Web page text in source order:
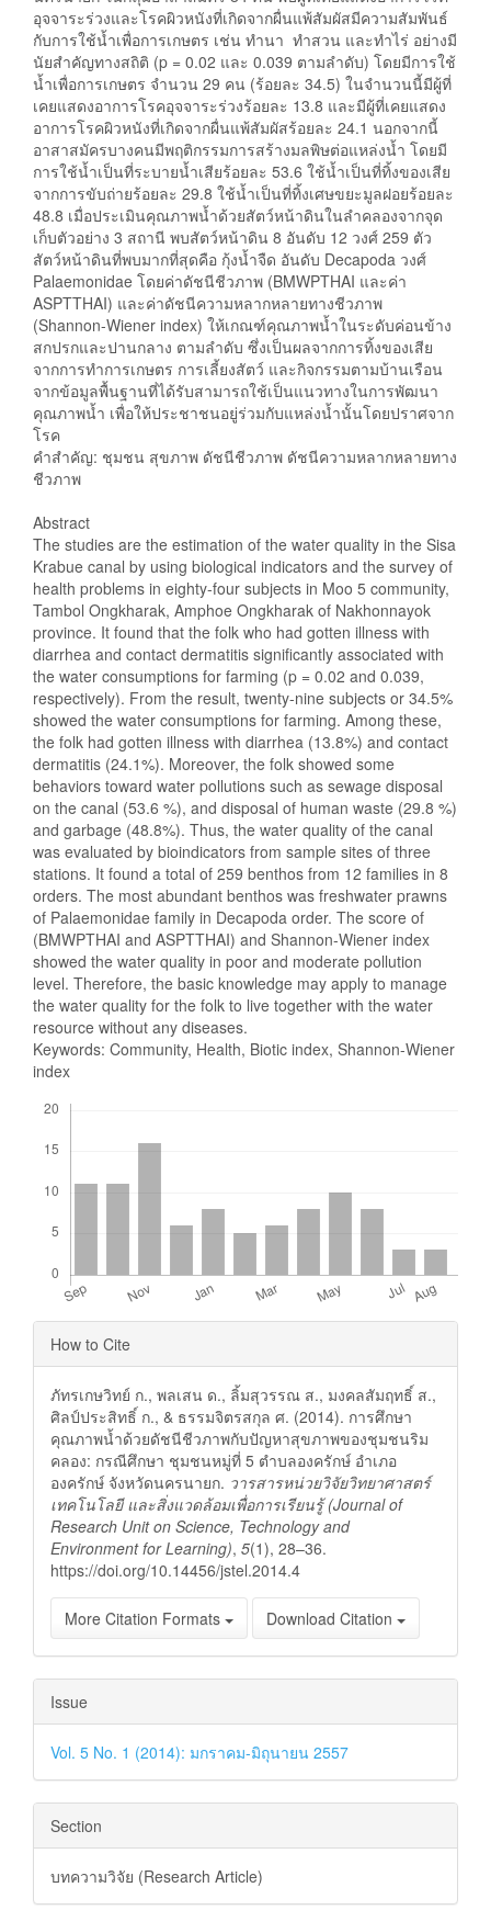
อุจจาระร่วงและโรคผิวหนังที่เกิดจากผื่นแพ้สัมผัสมีความสัมพันธ์
กับการใช้น้ำเพื่อการเกษตร เช่น ทำนา ทำสวน และทำไร่ อย่างมี
นัยสำคัญทางสถิติ (p = 0.02 และ 0.039 ตามลำดับ) โดยมีการใช้
น้ำเพื่อการเกษตร จำนวน 29 คน (ร้อยละ 34.5) ในจำนวนนี้มีผู้ที่
เคยแสดงอาการโรคอุจจาระร่วงร้อยละ 13.8 และมีผู้ที่เคยแสดง
อาการโรคผิวหนังที่เกิดจากผื่นแพ้สัมผัสร้อยละ 24.1 นอกจากนี้
อาสาสมัครบางคนมีพฤติกรรมการสร้างมลพิษต่อแหล่งน้ำ โดยมี
การใช้น้ำเป็นที่ระบายน้ำเสียร้อยละ 53.6 ใช้น้ำเป็นที่ทิ้งของเสีย
จากการขับถ่ายร้อยละ 29.8 ใช้น้ำเป็นที่ทิ้งเศษขยะมูลฝอยร้อยละ
48.8 เมื่อประเมินคุณภาพน้ำด้วยสัตว์หน้าดินในลำคลองจากจุด
เก็บตัวอย่าง 3 สถานี พบสัตว์หน้าดิน 8 อันดับ 12 วงศ์ 259 ตัว
สัตว์หน้าดินที่พบมากที่สุดคือ กุ้งน้ำจืด อันดับ Decapoda วงศ์
Palaemonidae โดยค่าดัชนีชีวภาพ (BMWPTHAI และค่า
ASPTTHAI) และค่าดัชนีความหลากหลายทางชีวภาพ
(Shannon-Wiener index) ให้เกณฑ์คุณภาพน้ำในระดับค่อนข้าง
สกปรกและปานกลาง ตามลำดับ ซึ่งเป็นผลจากการทิ้งของเสีย
จากการทำการเกษตร การเลี้ยงสัตว์ และกิจกรรมตามบ้านเรือน
จากข้อมูลพื้นฐานที่ได้รับสามารถใช้เป็นแนวทางในการพัฒนา
คุณภาพน้ำ เพื่อให้ประชาชนอยู่ร่วมกับแหล่งน้ำนั้นโดยปราศจาก
โรค
คำสำคัญ: ชุมชน สุขภาพ ดัชนีชีวภาพ ดัชนีความหลากหลายทาง
ชีวภาพ
Abstract
The studies are the estimation of the water quality in the Sisa
Krabue canal by using biological indicators and the survey of
health problems in eighty-four subjects in Moo 5 community,
Tambol Ongkharak, Amphoe Ongkharak of Nakhonnayok
province. It found that the folk who had gotten illness with
diarrhea and contact dermatitis significantly associated with
the water consumptions for farming (p = 0.02 and 0.039,
respectively). From the result, twenty-nine subjects or 34.5%
showed the water consumptions for farming. Among these,
the folk had gotten illness with diarrhea (13.8%) and contact
dermatitis (24.1%). Moreover, the folk showed some
behaviors toward water pollutions such as sewage disposal
on the canal (53.6 %), and disposal of human waste (29.8 %)
and garbage (48.8%). Thus, the water quality of the canal
was evaluated by bioindicators from sample sites of three
stations. It found a total of 259 benthos from 12 families in 8
orders. The most abundant benthos was freshwater prawns
of Palaemonidae family in Decapoda order. The score of
(BMWPTHAI and ASPTTHAI) and Shannon-Wiener index
showed the water quality in poor and moderate pollution
level. Therefore, the basic knowledge may apply to manage
the water quality for the folk to live together with the water
resource without any diseases.
Keywords: Community, Health, Biotic index, Shannon-Wiener
index
Article
Details
How to Cite
ภัทรเกษวิทย์ ก., พลเสน ด., ลิ้มสุวรรณ ส., มงคลสัมฤทธิ์ ส.,
ศิลป์ประสิทธิ์ ก., & ธรรมจิตรสกุล ศ. (2014). การศึกษา
คุณภาพน้ำด้วยดัชนีชีวภาพกับปัญหาสุขภาพของชุมชนริม
คลอง: กรณีศึกษา ชุมชนหมู่ที่ 5 ตำบลองครักษ์ อำเภอ
องครักษ์ จังหวัดนครนายก. วารสารหน่วยวิจัยวิทยาศาสตร์
เทคโนโลยี และสิ่งแวดล้อมเพื่อการเรียนรู้ (Journal of
Research Unit on Science, Technology and
Environment for Learning), 5(1), 28–36.
https://doi.org/10.14456/jstel.2014.4
More Citation Formats Download Citation
Issue
Vol. 5 No. 1 (2014): มกราคม-มิถุนายน 2557
Section
บทความวิจัย (Research Article)